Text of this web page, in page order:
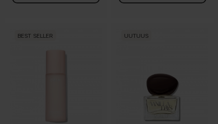
BEST SELLER UUTUUS